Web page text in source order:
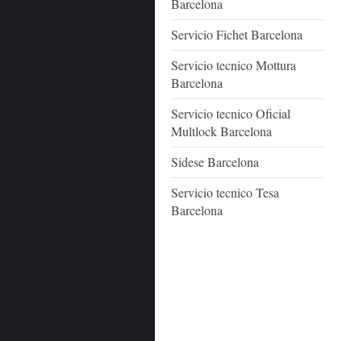
Barcelona
Servicio Fichet Barcelona
Servicio tecnico Mottura
Barcelona
Servicio tecnico Oficial
Multlock Barcelona
Sidese Barcelona
Servicio tecnico Tesa
Barcelona